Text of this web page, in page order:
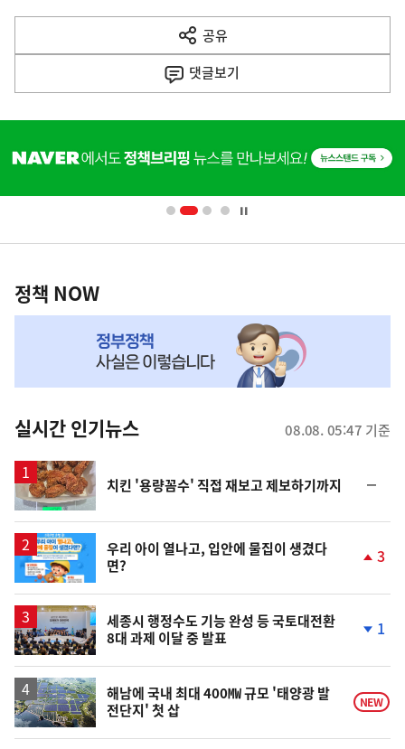
다
음
공유
열
기
댓글보기
단
영
책
NOW,
뉴
스
정책 NOW
실시간 인기뉴스 08.08. 05:47 기준
치킨 '용량꼼수' 직접 재보고 제보하기까지
일
우리 아이 열나고, 입안에 물집이 생겼다
면?
상
3
세종시 행정수도 기능 완성 등 국토대전환
8대 과제 이달 중 발표
하
락
1
해남에 국내 최대 400㎿ 규모 '태양광 발
전단지' 첫 삽
NEW